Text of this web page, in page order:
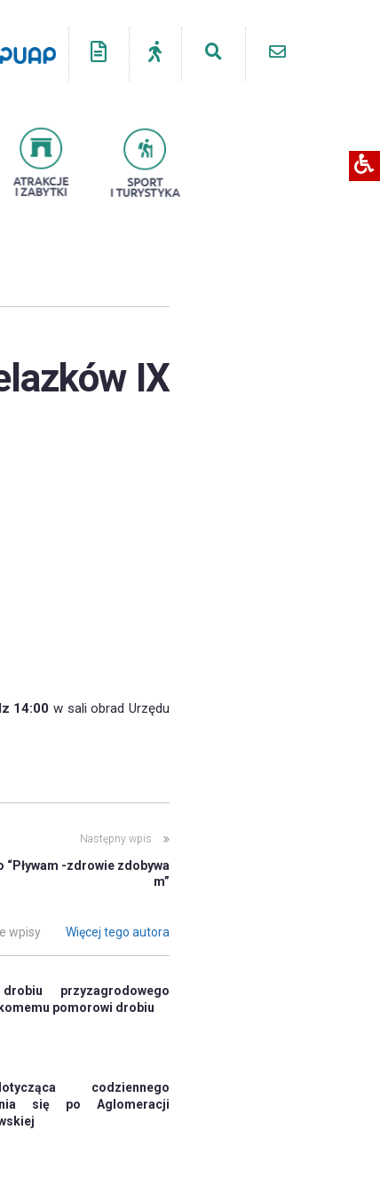
IX
14:00 w sali obrad Urzędu
Następny wpis
-zdrowie zdobywa
m”
wpisy Więcej tego autora
przyzagrodowego
pomorowi drobiu
codziennego
się po Aglomeracji